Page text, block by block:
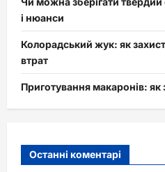
і нюанси
Колорадський жук: як
втрат
Приготування макаронів: як
Останні коментарі